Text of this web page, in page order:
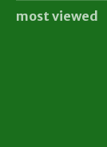
most viewed